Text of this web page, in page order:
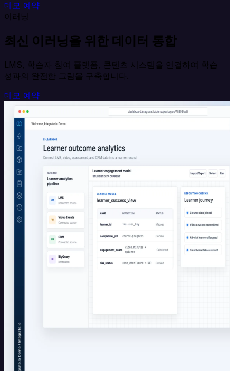
데모 예약
이러닝
최신 이러닝을 위한 데이터 통합
LMS, 학습자 참여 플랫폼, 콘텐츠 시스템을 연결하여 학습
성과의 완전한 그림을 구축합니다.
데모 예약